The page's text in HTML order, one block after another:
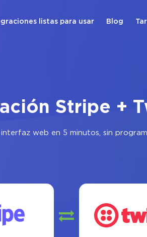
listas para usar Blog
Stripe +
web en 5 minutos, sin